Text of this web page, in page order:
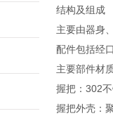
结构及组成
主要由器身
配件包括经
主要部件材
握把：302
握把外壳：